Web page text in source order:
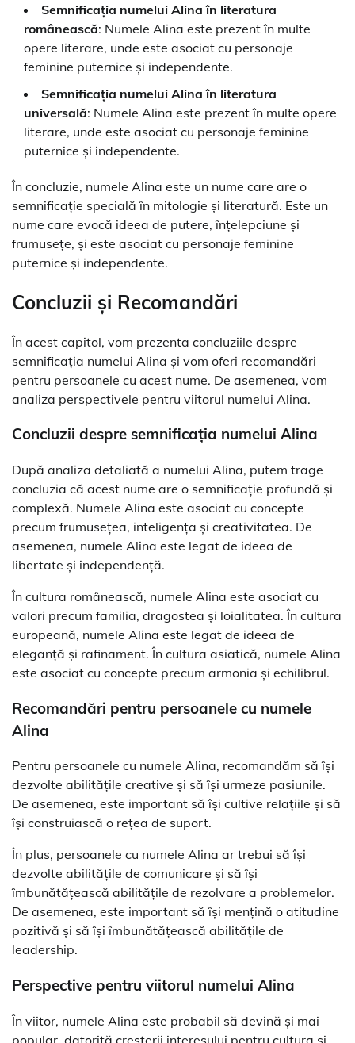
Semnificația numelui Alina în literatura
românească: Numele Alina este prezent în multe
opere literare, unde este asociat cu personaje
feminine puternice și independente.
Semnificația numelui Alina în literatura
universală: Numele Alina este prezent în multe opere
literare, unde este asociat cu personaje feminine
puternice și independente.
În concluzie, numele Alina este un nume care are o
semnificație specială în mitologie și literatură. Este un
nume care evocă ideea de putere, înțelepciune și
frumusețe, și este asociat cu personaje feminine
puternice și independente.
Concluzii și Recomandări
În acest capitol, vom prezenta concluziile despre
semnificația numelui Alina și vom oferi recomandări
pentru persoanele cu acest nume. De asemenea, vom
analiza perspectivele pentru viitorul numelui Alina.
Concluzii despre semnificația numelui Alina
După analiza detaliată a numelui Alina, putem trage
concluzia că acest nume are o semnificație profundă și
complexă. Numele Alina este asociat cu concepte
precum frumusețea, inteligența și creativitatea. De
asemenea, numele Alina este legat de ideea de
libertate și independență.
În cultura românească, numele Alina este asociat cu
valori precum familia, dragostea și loialitatea. În cultura
europeană, numele Alina este legat de ideea de
eleganță și rafinament. În cultura asiatică, numele Alina
este asociat cu concepte precum armonia și echilibrul.
Recomandări pentru persoanele cu numele
Alina
Pentru persoanele cu numele Alina, recomandăm să își
dezvolte abilitățile creative și să își urmeze pasiunile.
De asemenea, este important să își cultive relațiile și să
își construiască o rețea de suport.
În plus, persoanele cu numele Alina ar trebui să își
dezvolte abilitățile de comunicare și să își
îmbunătățească abilitățile de rezolvare a problemelor.
De asemenea, este important să își mențină o atitudine
pozitivă și să își îmbunătățească abilitățile de
leadership.
Perspective pentru viitorul numelui Alina
În viitor, numele Alina este probabil să devină și mai
popular, datorită creșterii interesului pentru cultura și